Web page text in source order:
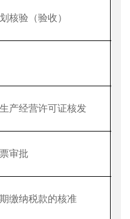
核验（验收）
产经营许可证核发
审批
缴纳税款的核准